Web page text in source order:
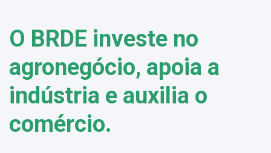
O BRDE investe no
agronegócio, apoia a
indústria e auxilia o
comércio.